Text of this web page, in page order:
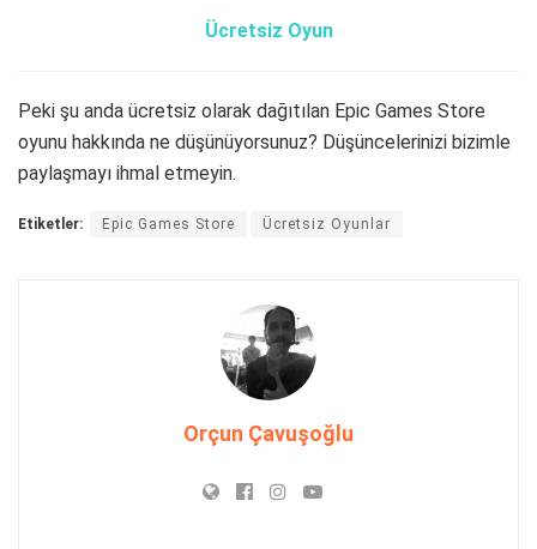
Ücretsiz Oyun
Peki şu anda ücretsiz olarak dağıtılan Epic Games Store
oyunu hakkında ne düşünüyorsunuz? Düşüncelerinizi bizimle
paylaşmayı ihmal etmeyin.
Etiketler: Epic Games Store Ücretsiz Oyunlar
Orçun Çavuşoğlu